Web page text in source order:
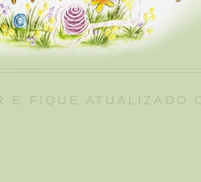
E FIQUE ATUALIZADO